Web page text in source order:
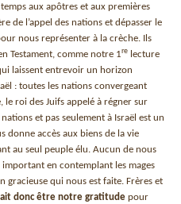
aux apôtres et aux premières
de l’appel des nations et dépasser le
nous représenter à la crèche. Ils
Testament, comme notre 1re
lecture
laissent entrevoir un horizon
: toutes les nations convergeant
le roi des Juifs appelé à régner sur
et pas seulement à Israël est un
donne accès aux biens de la vie
au seul peuple élu. Aucun de nous
en contemplant les mages
gracieuse qui nous est faite. Frères et
donc être notre gratitudepour